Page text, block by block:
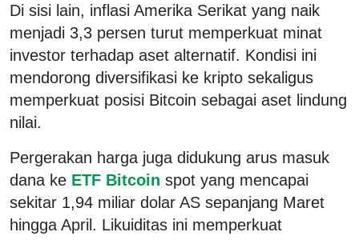
Di sisi lain, inflasi Amerika Serikat yang naik
menjadi 3,3 persen turut memperkuat minat
investor terhadap aset alternatif. Kondisi ini
mendorong diversifikasi ke kripto sekaligus
memperkuat posisi Bitcoin sebagai aset lindung
nilai.
Pergerakan harga juga didukung arus masuk
dana ke ETF Bitcoin spot yang mencapai
sekitar 1,94 miliar dolar AS sepanjang Maret
hingga April. Likuiditas ini memperkuat